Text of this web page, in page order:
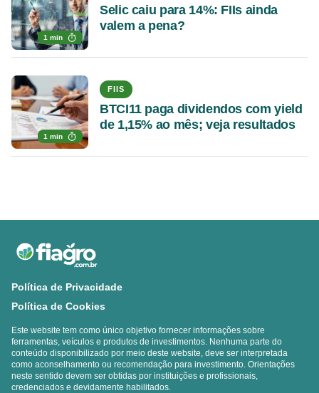
1 min
Selic caiu para 14%: FIIs ainda
valem a pena?
1 min
FIIS
BTCI11 paga dividendos com yield
de 1,15% ao mês; veja resultados
Política de Privacidade
Política de Cookies
Este website tem como único objetivo fornecer informações sobre
ferramentas, veículos e produtos de investimentos. Nenhuma parte do
conteúdo disponibilizado por meio deste website, deve ser interpretada
como aconselhamento ou recomendação para investimento. Orientações
neste sentido devem ser obtidas por instituições e profissionais,
credenciados e devidamente habilitados.